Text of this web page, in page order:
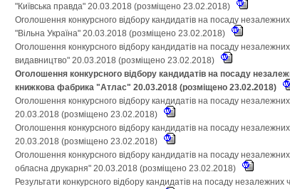
"Київська правда" 20.03.2018 (розміщено 23.02.2018)
Оголошення конкурсного відбору кандидатів на посаду
"Вільна Україна" 20.03.2018 (розміщено 23.02.2018)
Оголошення конкурсного відбору кандидатів на посаду
видавництво" 20.03.2018 (розміщено 23.02.2018)
Оголошення конкурсного відбору кандидатів на посаду
книжкова фабрика "Атлас" 20.03.2018 (розміщено 23.02.2018)
Оголошення конкурсного відбору кандидатів на посаду
20.03.2018 (розміщено 23.02.2018)
Оголошення конкурсного відбору кандидатів на посаду
20.03.2018 (розміщено 23.02.2018)
Оголошення конкурсного відбору кандидатів на посаду
обласна друкарня" 20.03.2018 (розміщено 23.02.2018)
Результати конкурсного відбору кандидатів на посаду